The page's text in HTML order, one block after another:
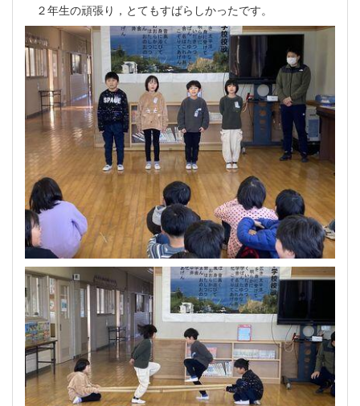
２年生の頑張り，とてもすばらしかったです。